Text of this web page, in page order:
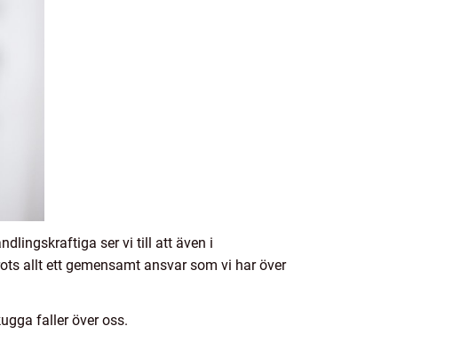
ser vi till att även i
allt ett gemensamt ansvar som vi har över
faller över oss.